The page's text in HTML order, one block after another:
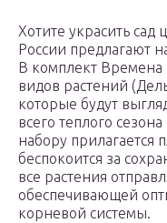
Хотите украсить сад
России предлагают
В комплект Времена
видов растений
которые будут
всего теплого
набору прилагается
беспокоится за
все растения
обеспечивающей
корневой системы.